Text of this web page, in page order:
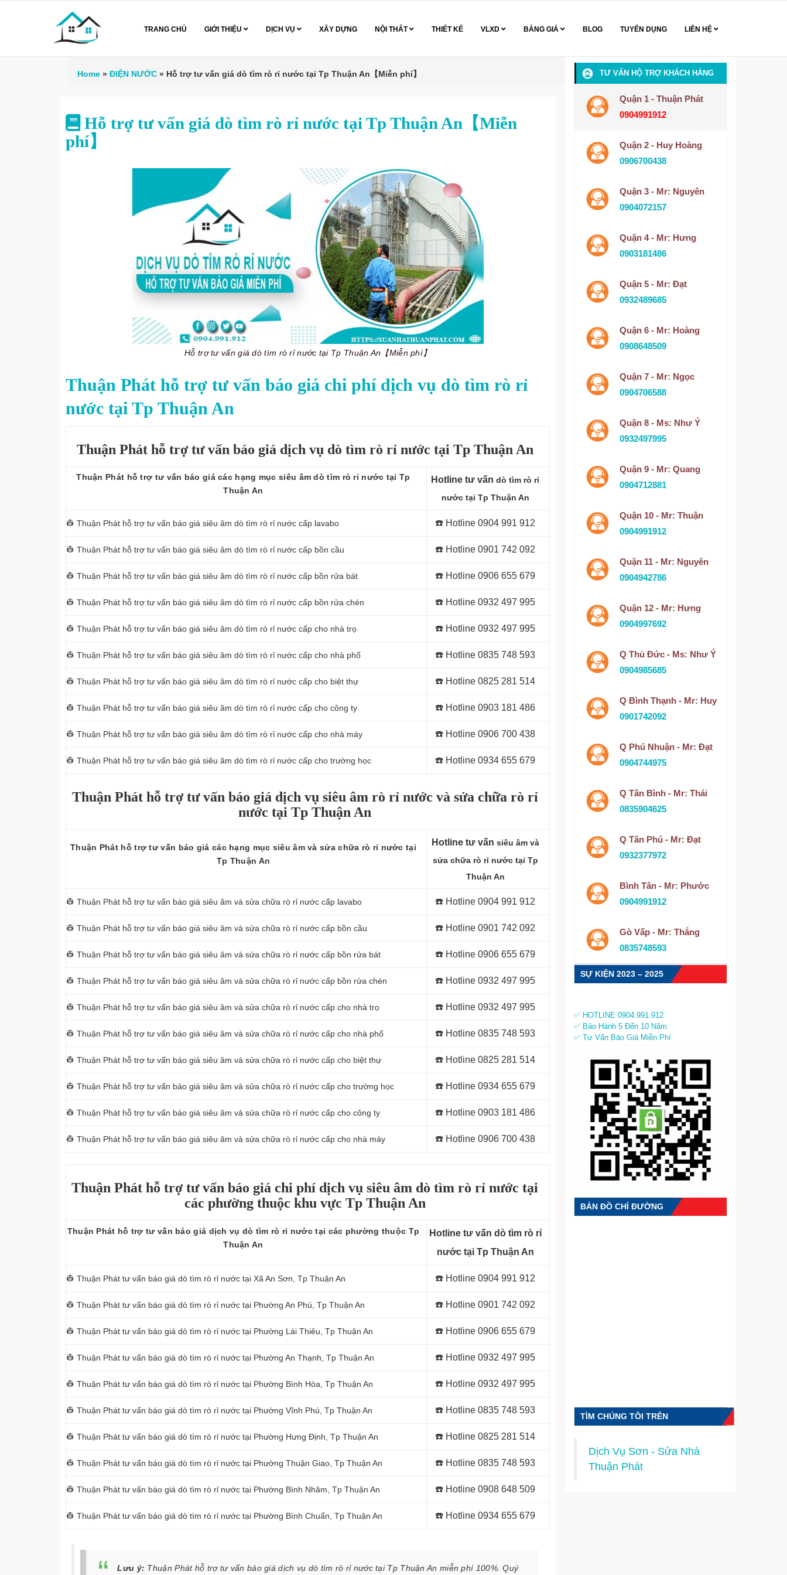
TRANG CHỦ GIỚI THIỆU DỊCH VỤ XÂY DỰNG NỘI THẤT THIẾT KẾ VLXD BẢNG GIÁ BLOG TUYỂN DỤNG LIÊN HỆ
Home » ĐIỆN NƯỚC » Hỗ trợ tư vấn giá dò tìm rò rỉ nước tại Tp Thuận An【Miễn phí】
Hỗ trợ tư vấn giá dò tìm rò rỉ nước tại Tp Thuận An【Miễn
phí】
Hỗ trợ tư vấn giá dò tìm rò rỉ nước tại Tp Thuận An【Miễn phí】
Thuận Phát hỗ trợ tư vấn báo giá chi phí dịch vụ dò tìm rò rỉ
nước tại Tp Thuận An
Thuận Phát hỗ trợ tư vấn báo giá dịch vụ dò tìm rò rỉ nước tại Tp Thuận An
Thuận Phát hỗ trợ tư vấn báo giá các hạng mục siêu âm dò tìm rò rỉ nước tại Tp
Thuận An
Hotline tư vấn dò tìm rò rỉ
nước tại Tp Thuận An
👷 Thuận Phát hỗ trợ tư vấn báo giá siêu âm dò tìm rò rỉ nước cấp lavabo ☎️ Hotline 0904 991 912
👷 Thuận Phát hỗ trợ tư vấn báo giá siêu âm dò tìm rò rỉ nước cấp bồn cầu ☎️ Hotline 0901 742 092
👷 Thuận Phát hỗ trợ tư vấn báo giá siêu âm dò tìm rò rỉ nước cấp bồn rửa bát ☎️ Hotline 0906 655 679
👷 Thuận Phát hỗ trợ tư vấn báo giá siêu âm dò tìm rò rỉ nước cấp bồn rửa chén ☎️ Hotline 0932 497 995
👷 Thuận Phát hỗ trợ tư vấn báo giá siêu âm dò tìm rò rỉ nước cấp cho nhà trọ ☎️ Hotline 0932 497 995
👷 Thuận Phát hỗ trợ tư vấn báo giá siêu âm dò tìm rò rỉ nước cấp cho nhà phố ☎️ Hotline 0835 748 593
👷 Thuận Phát hỗ trợ tư vấn báo giá siêu âm dò tìm rò rỉ nước cấp cho biệt thự ☎️ Hotline 0825 281 514
👷 Thuận Phát hỗ trợ tư vấn báo giá siêu âm dò tìm rò rỉ nước cấp cho công ty ☎️ Hotline 0903 181 486
👷 Thuận Phát hỗ trợ tư vấn báo giá siêu âm dò tìm rò rỉ nước cấp cho nhà máy ☎️ Hotline 0906 700 438
👷 Thuận Phát hỗ trợ tư vấn báo giá siêu âm dò tìm rò rỉ nước cấp cho trường học ☎️ Hotline 0934 655 679
Thuận Phát hỗ trợ tư vấn báo giá dịch vụ siêu âm rò rỉ nước và sửa chữa rò rỉ
nước tại Tp Thuận An
Thuận Phát hỗ trợ tư vấn báo giá các hạng mục siêu âm và sửa chữa rò rỉ nước tại
Tp Thuận An
Hotline tư vấn siêu âm và
sửa chữa rò rỉ nước tại Tp
Thuận An
👷 Thuận Phát hỗ trợ tư vấn báo giá siêu âm và sửa chữa rò rỉ nước cấp lavabo ☎️ Hotline 0904 991 912
👷 Thuận Phát hỗ trợ tư vấn báo giá siêu âm và sửa chữa rò rỉ nước cấp bồn cầu ☎️ Hotline 0901 742 092
👷 Thuận Phát hỗ trợ tư vấn báo giá siêu âm và sửa chữa rò rỉ nước cấp bồn rửa bát ☎️ Hotline 0906 655 679
👷 Thuận Phát hỗ trợ tư vấn báo giá siêu âm và sửa chữa rò rỉ nước cấp bồn rửa chén ☎️ Hotline 0932 497 995
👷 Thuận Phát hỗ trợ tư vấn báo giá siêu âm và sửa chữa rò rỉ nước cấp cho nhà trọ ☎️ Hotline 0932 497 995
👷 Thuận Phát hỗ trợ tư vấn báo giá siêu âm và sửa chữa rò rỉ nước cấp cho nhà phố ☎️ Hotline 0835 748 593
👷 Thuận Phát hỗ trợ tư vấn báo giá siêu âm và sửa chữa rò rỉ nước cấp cho biệt thự ☎️ Hotline 0825 281 514
👷 Thuận Phát hỗ trợ tư vấn báo giá siêu âm và sửa chữa rò rỉ nước cấp cho trường học ☎️ Hotline 0934 655 679
👷 Thuận Phát hỗ trợ tư vấn báo giá siêu âm và sửa chữa rò rỉ nước cấp cho công ty ☎️ Hotline 0903 181 486
👷 Thuận Phát hỗ trợ tư vấn báo giá siêu âm và sửa chữa rò rỉ nước cấp cho nhà máy ☎️ Hotline 0906 700 438
Thuận Phát hỗ trợ tư vấn báo giá chi phí dịch vụ siêu âm dò tìm rò rỉ nước tại
các phường thuộc khu vực Tp Thuận An
Thuận Phát hỗ trợ tư vấn báo giá dịch vụ dò tìm rò rỉ nước tại các phường thuộc Tp
Thuận An
Hotline tư vấn dò tìm rò rỉ
nước tại Tp Thuận An
👷 Thuận Phát tư vấn báo giá dò tìm rò rỉ nước tại Xã An Sơn , Tp Thuận An ☎️ Hotline 0904 991 912
👷 Thuận Phát tư vấn báo giá dò tìm rò rỉ nước tại Phường An Phú , Tp Thuận An ☎️ Hotline 0901 742 092
👷 Thuận Phát tư vấn báo giá dò tìm rò rỉ nước tại Phường Lái Thiêu , Tp Thuận An ☎️ Hotline 0906 655 679
👷 Thuận Phát tư vấn báo giá dò tìm rò rỉ nước tại Phường An Thạnh , Tp Thuận An ☎️ Hotline 0932 497 995
👷 Thuận Phát tư vấn báo giá dò tìm rò rỉ nước tại Phường Bình Hòa , Tp Thuận An ☎️ Hotline 0932 497 995
👷 Thuận Phát tư vấn báo giá dò tìm rò rỉ nước tại Phường Vĩnh Phú , Tp Thuận An ☎️ Hotline 0835 748 593
👷 Thuận Phát tư vấn báo giá dò tìm rò rỉ nước tại Phường Hưng Định , Tp Thuận An ☎️ Hotline 0825 281 514
👷 Thuận Phát tư vấn báo giá dò tìm rò rỉ nước tại Phường Thuận Giao , Tp Thuận An ☎️ Hotline 0835 748 593
👷 Thuận Phát tư vấn báo giá dò tìm rò rỉ nước tại Phường Bình Nhâm , Tp Thuận An ☎️ Hotline 0908 648 509
👷 Thuận Phát tư vấn báo giá dò tìm rò rỉ nước tại Phường Bình Chuẩn , Tp Thuận An ☎️ Hotline 0934 655 679
Lưu ý: Thuận Phát hỗ trợ tư vấn báo giá dịch vụ dò tìm rò rỉ nước tại Tp Thuận An miễn phí 100%. Quý
TƯ VẤN HỘ TRỢ KHÁCH HÀNG
Quận 1 - Thuận Phát
0904991912
Quận 2 - Huy Hoàng
0906700438
Quận 3 - Mr: Nguyên
0904072157
Quận 4 - Mr: Hưng
0903181486
Quận 5 - Mr: Đạt
0932489685
Quận 6 - Mr: Hoàng
0908648509
Quận 7 - Mr: Ngọc
0904706588
Quận 8 - Ms: Như Ý
0932497995
Quận 9 - Mr: Quang
0904712881
Quận 10 - Mr: Thuận
0904991912
Quận 11 - Mr: Nguyên
0904942786
Quận 12 - Mr: Hưng
0904997692
Q Thủ Đức - Ms: Như Ý
0904985685
Q Bình Thạnh - Mr: Huy
0901742092
Q Phú Nhuận - Mr: Đạt
0904744975
Q Tân Bình - Mr: Thái
0835904625
Q Tân Phú - Mr: Đạt
0932377972
Bình Tân - Mr: Phước
0904991912
Gò Vấp - Mr: Thắng
0835748593
SỰ KIỆN 2023 – 2025
✅ HOTLINE 0904.991.912
✅ Bảo Hành 5 Đến 10 Năm
✅ Tư Vấn Báo Giá Miễn Phí
BẢN ĐỒ CHỈ ĐƯỜNG
TÌM CHÚNG TÔI TRÊN
Dịch Vụ Sơn - Sửa Nhà
Thuận Phát